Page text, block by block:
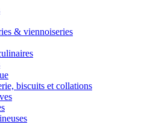
& viennoiseries
biscuits et collations